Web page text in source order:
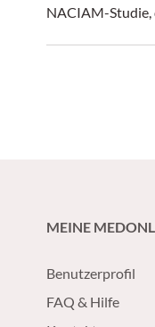
NACIAM-Studie,
MEINE
Benutzerprofil
FAQ & Hilfe